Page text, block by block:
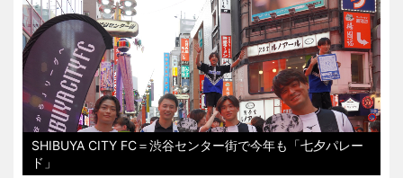
SHIBUYA CITY FC＝渋谷センター街で今年も「七夕パレー
ド」